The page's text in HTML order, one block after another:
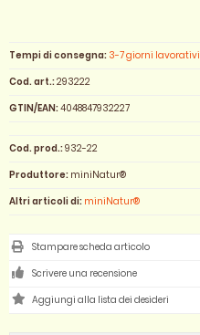
Tempi di consegna: 3-7 giorni lavorativi
Cod. art.:293222
GTIN/EAN:4048847932227
Cod. prod.:932-22
Produttore: miniNatur®
Altri articoli di: miniNatur®
Stampare scheda articolo
Scrivere una recensione